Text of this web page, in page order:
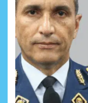
n
t
r
a
d